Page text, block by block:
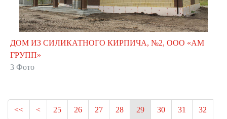
ДОМ ИЗ СИЛИКАТНОГО КИРПИЧА, №2, ООО «АМ
ГРУПП»
3 Фото
<< < 25 26 27 28 29 30 31 32